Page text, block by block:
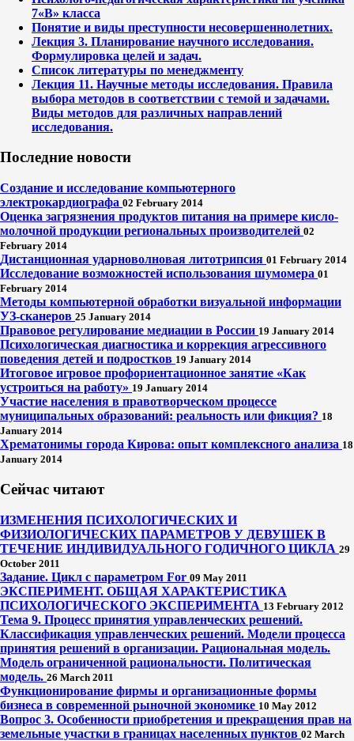
7«В» класса
Понятие и виды преступности несовершеннолетних.
Лекция 3. Планирование научного исследования.
Формулировка целей и задач.
Список литературы по менеджменту
Лекция 11. Научные методы исследования. Правила
выбора методов в соответствии с темой и задачами.
Виды методов для различных направлений
исследования.
Последние новости
Создание и исследование компьютерного
электрокардиографа 02 February 2014
Оценка загрязнения продуктов питания на примере кисло-
молочной продукции региональных производителей 02
February 2014
Дистанционная ударноволновая литотрипсия 01 February 2014
Исследование возможностей использования шумомера 01
February 2014
Методы компьютерной обработки визуальной информации
УЗ-сканеров 25 January 2014
Правовое регулирование медиации в России 19 January 2014
Психологическая диагностика и коррекция агрессивного
поведения детей и подростков 19 January 2014
Итоговое игровое профориентационное занятие «Как
устроиться на работу» 19 January 2014
Участие населения в правотворческом процессе
муниципальных образований: реальность или фикция? 18
January 2014
Хрематонимы города Кирова: опыт комплексного анализа 18
January 2014
Сейчас читают
ИЗМЕНЕНИЯ ПСИХОЛОГИЧЕСКИХ И
ФИЗИОЛОГИЧЕСКИХ ПАРАМЕТРОВ У ДЕВУШЕК В
ТЕЧЕНИЕ ИНДИВИДУАЛЬНОГО ГОДИЧНОГО ЦИКЛА 29
October 2011
Задание. Цикл с параметром For 09 May 2011
ЭКСПЕРИМЕНТ. ОБЩАЯ ХАРАКТЕРИСТИКА
ПСИХОЛОГИЧЕСКОГО ЭКСПЕРИМЕНТА 13 February 2012
Тема 9. Процесс принятия управленческих решений.
Классификация управленческих решений. Модели процесса
принятия решений в организации. Рациональная модель.
Модель ограниченной рациональности. Политическая
модель. 26 March 2011
Функционирование фирмы и организационные формы
бизнеса в современной рыночной экономике 10 May 2012
Вопрос 3. Особенности приобретения и прекращения прав на
земельные участки в границах населенных пунктов 02 March